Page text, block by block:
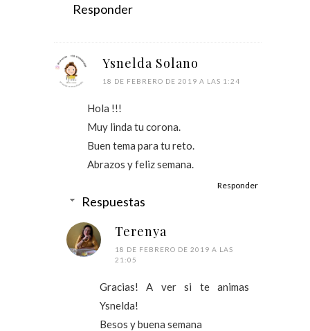
Responder
Ysnelda Solano
18 DE FEBRERO DE 2019 A LAS 1:24
Hola !!!
Muy linda tu corona.
Buen tema para tu reto.
Abrazos y feliz semana.
Responder
Respuestas
Terenya
18 DE FEBRERO DE 2019 A LAS
21:05
Gracias! A ver si te animas
Ysnelda!
Besos y buena semana